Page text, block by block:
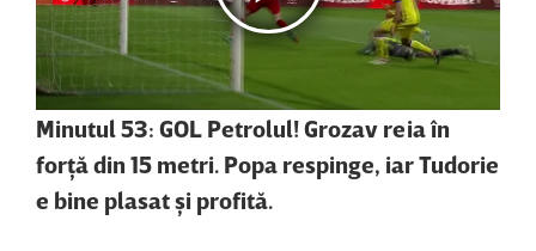
Minutul 53: GOL Petrolul! Grozav reia în
forţă din 15 metri. Popa respinge, iar Tudorie
e bine plasat şi profită.